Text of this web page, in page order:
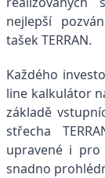
nejlepší
tašek TERRAN.
Každého
line kalkulátor
základě
střecha
upravené i pro
snadno